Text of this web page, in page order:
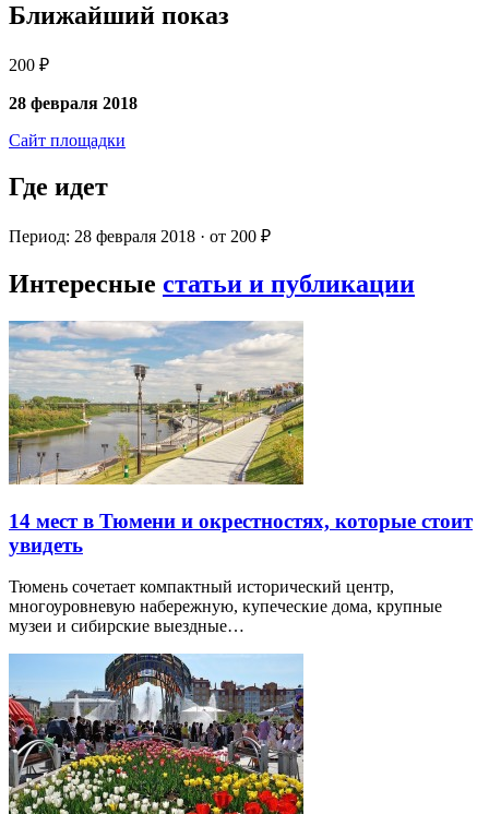
Ближайший показ
200 ₽
28 февраля 2018
Сайт площадки
Где идет
Период: 28 февраля 2018 · от 200 ₽
Интересные статьи и публикации
14 мест в Тюмени и окрестностях, которые стоит
увидеть
Тюмень сочетает компактный исторический центр,
многоуровневую набережную, купеческие дома, крупные
музеи и сибирские выездные…